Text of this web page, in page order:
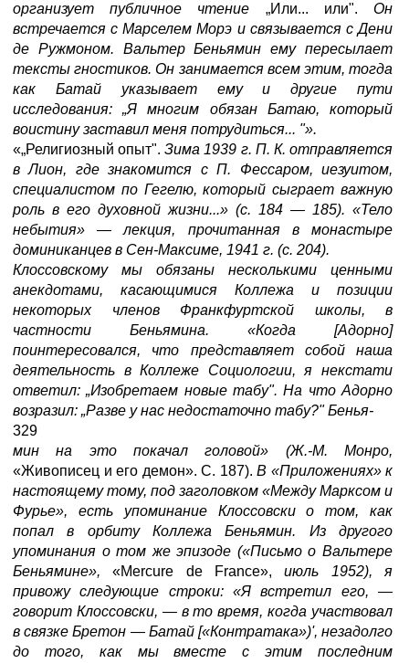
организует публичное чтение „Или... или".Он
встречается с Марселем Морэ и связывается с Дени
де Ружмоном. Вальтер Беньямин ему пересылает
тексты гностиков. Он занимается всем этим, тогда
как Батай указывает ему и другие пути
исследования: „Я многим обязан Батаю, который
воистину заставил меня потрудиться... "».
«„Религиозный опыт".Зима 1939 г. П. К. отправляется
в Лион, где знакомится с П. Фессаром, иезуитом,
специалистом по Гегелю, который сыграет важную
роль в его духовной жизни...» (с. 184 — 185). «Тело
небытия»—лекция, прочитанная в монастыре
доминиканцев в Сен-Максиме, 1941 г. (с. 204).
Клоссовскому мы обязаны несколькими ценными
анекдотами, касающимися Коллежа и позиции
некоторых членов Франкфуртской школы, в
частности Беньямина. «Когда [Адорно]
поинтересовался, что представляет собой наша
деятельность в Коллеже Социологии, я некстати
ответил: „Изобретаем новые табу". На что Адорно
возразил: „Разве у нас недостаточно табу?" Бенья-
329
мин на это покачал головой» (Ж.-М. Монро,
«Живописец и его демон». С. 187). В «Приложениях» к
настоящему тому, под заголовком «Между Марксом и
Фурье», есть упоминание Клоссовски о том, как
попал в орбиту Коллежа Беньямин. Из другого
упоминания о том же эпизоде («Письмо о Вальтере
Беньямине»,«Mercure de France»,июль 1952), я
привожу следующие строки: «Я встретил его, —
говорит Клоссовски, — в то время, когда участвовал
в связке Бретон — Батай [«Контратака»)', незадолго
до того, как мы вместе с этим последним